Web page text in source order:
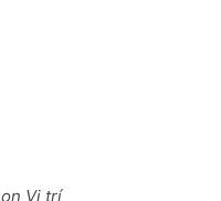
Vị trí